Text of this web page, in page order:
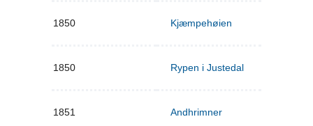
1850 Kjæmpehøien
1850 Rypen i Justedal
1851 Andhrimner